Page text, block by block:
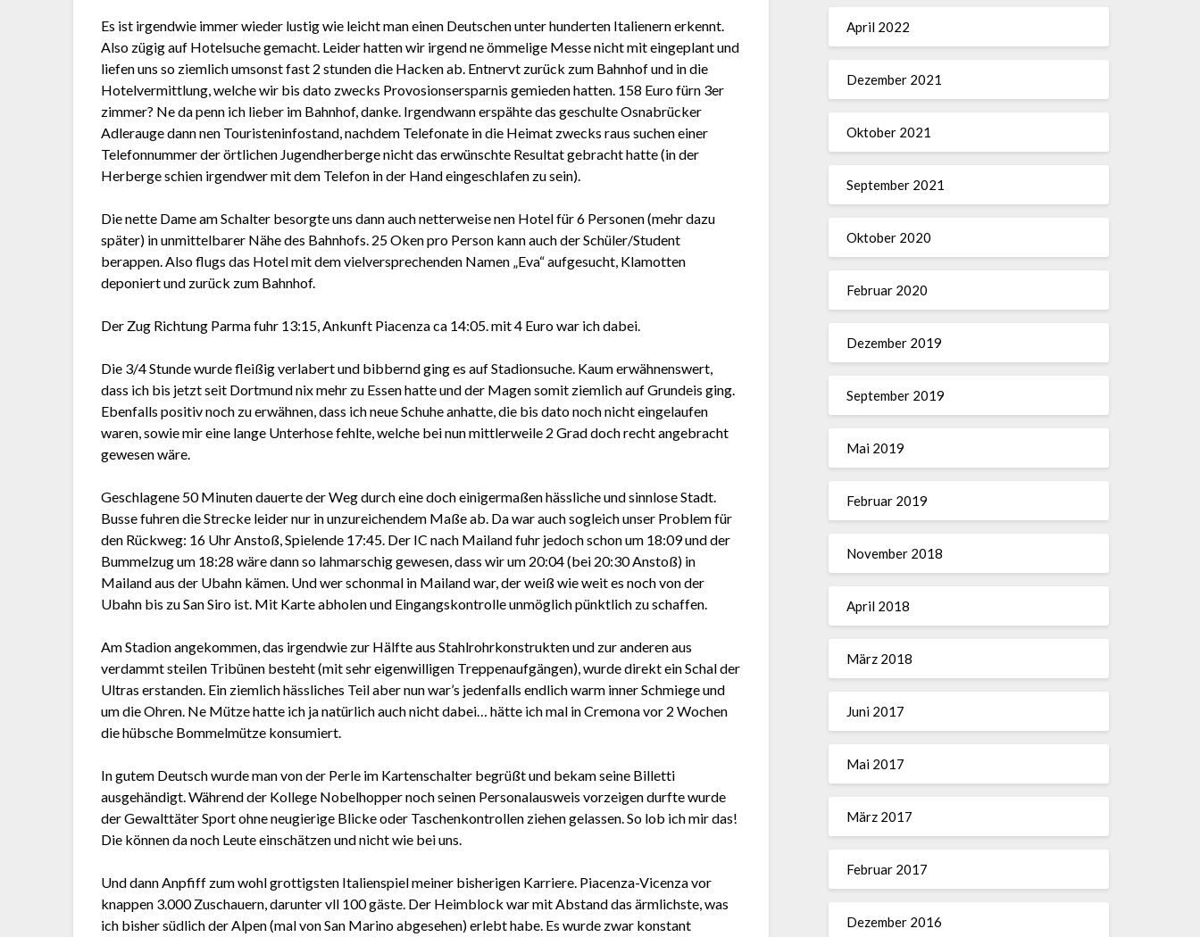
Es ist irgendwie immer wieder lustig wie leicht man einen Deutschen unter hunderten Italienern erkennt.
Also zügig auf Hotelsuche gemacht. Leider hatten wir irgend ne ömmelige Messe nicht mit eingeplant und
liefen uns so ziemlich umsonst fast 2 stunden die Hacken ab. Entnervt zurück zum Bahnhof und in die
Hotelvermittlung, welche wir bis dato zwecks Provosionsersparnis gemieden hatten. 158 Euro fürn 3er
zimmer? Ne da penn ich lieber im Bahnhof, danke. Irgendwann erspähte das geschulte Osnabrücker
Adlerauge dann nen Touristeninfostand, nachdem Telefonate in die Heimat zwecks raus suchen einer
Telefonnummer der örtlichen Jugendherberge nicht das erwünschte Resultat gebracht hatte (in der
Herberge schien irgendwer mit dem Telefon in der Hand eingeschlafen zu sein).
Die nette Dame am Schalter besorgte uns dann auch netterweise nen Hotel für 6 Personen (mehr dazu
später) in unmittelbarer Nähe des Bahnhofs. 25 Oken pro Person kann auch der Schüler/Student
berappen. Also flugs das Hotel mit dem vielversprechenden Namen „Eva“ aufgesucht, Klamotten
deponiert und zurück zum Bahnhof.
Der Zug Richtung Parma fuhr 13:15, Ankunft Piacenza ca 14:05. mit 4 Euro war ich dabei.
Die 3/4 Stunde wurde fleißig verlabert und bibbernd ging es auf Stadionsuche. Kaum erwähnenswert,
dass ich bis jetzt seit Dortmund nix mehr zu Essen hatte und der Magen somit ziemlich auf Grundeis ging.
Ebenfalls positiv noch zu erwähnen, dass ich neue Schuhe anhatte, die bis dato noch nicht eingelaufen
waren, sowie mir eine lange Unterhose fehlte, welche bei nun mittlerweile 2 Grad doch recht angebracht
gewesen wäre.
Geschlagene 50 Minuten dauerte der Weg durch eine doch einigermaßen hässliche und sinnlose Stadt.
Busse fuhren die Strecke leider nur in unzureichendem Maße ab. Da war auch sogleich unser Problem für
den Rückweg: 16 Uhr Anstoß, Spielende 17:45. Der IC nach Mailand fuhr jedoch schon um 18:09 und der
Bummelzug um 18:28 wäre dann so lahmarschig gewesen, dass wir um 20:04 (bei 20:30 Anstoß) in
Mailand aus der Ubahn kämen. Und wer schonmal in Mailand war, der weiß wie weit es noch von der
Ubahn bis zu San Siro ist. Mit Karte abholen und Eingangskontrolle unmöglich pünktlich zu schaffen.
Am Stadion angekommen, das irgendwie zur Hälfte aus Stahlrohrkonstrukten und zur anderen aus
verdammt steilen Tribünen besteht (mit sehr eigenwilligen Treppenaufgängen), wurde direkt ein Schal der
Ultras erstanden. Ein ziemlich hässliches Teil aber nun war’s jedenfalls endlich warm inner Schmiege und
um die Ohren. Ne Mütze hatte ich ja natürlich auch nicht dabei… hätte ich mal in Cremona vor 2 Wochen
die hübsche Bommelmütze konsumiert.
In gutem Deutsch wurde man von der Perle im Kartenschalter begrüßt und bekam seine Billetti
ausgehändigt. Während der Kollege Nobelhopper noch seinen Personalausweis vorzeigen durfte wurde
der Gewalttäter Sport ohne neugierige Blicke oder Taschenkontrollen ziehen gelassen. So lob ich mir das!
Die können da noch Leute einschätzen und nicht wie bei uns.
Und dann Anpfiff zum wohl grottigsten Italienspiel meiner bisherigen Karriere. Piacenza-Vicenza vor
knappen 3.000 Zuschauern, darunter vll 100 gäste. Der Heimblock war mit Abstand das ärmlichste, was
ich bisher südlich der Alpen (mal von San Marino abgesehen) erlebt habe. Es wurde zwar konstant
April 2022
Dezember 2021
Oktober 2021
September 2021
Oktober 2020
Februar 2020
Dezember 2019
September 2019
Mai 2019
Februar 2019
November 2018
April 2018
März 2018
Juni 2017
Mai 2017
März 2017
Februar 2017
Dezember 2016